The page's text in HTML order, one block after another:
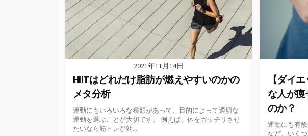
2021年11月14日
HIITはどれだけ脂肪が燃えやすいのかの
メタ分析
運動にもいろいろな種類があって、目的によって適切な
運動を選ぶことが大切です。 例えば、体をガッチリさせ
たいなら筋トレが効...
【ダイ
な人が
のか？
運動にも有
など、いく